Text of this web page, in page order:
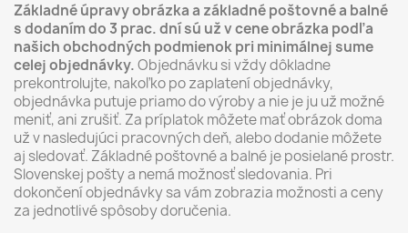
Základné úpravy obrázka a základné poštovné a balné
s dodaním do 3 prac. dní sú už v cene obrázka podľa
našich obchodných podmienok pri minimálnej sume
celej objednávky.Objednávku si vždy dôkladne
prekontrolujte, nakoľko po zaplatení objednávky,
objednávka putuje priamo do výroby a nie je ju už možné
meniť, ani zrušiť. Za príplatok môžete mať obrázok doma
už v nasledujúci pracovných deň, alebo dodanie môžete
aj sledovať. Základné poštovné a balné je posielané prostr.
Slovenskej pošty a nemá možnosť sledovania. Pri
dokončení objednávky sa vám zobrazia možnosti a ceny
za jednotlivé spôsoby doručenia.